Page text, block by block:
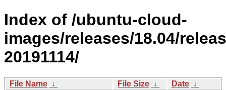
Index of /ubuntu-cloud-
images/releases/18.04/
20191114/
File Name ↓ File Size ↓ Date ↓